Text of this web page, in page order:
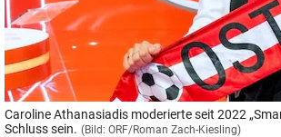
Caroline Athanasiadis moderierte seit 2022
Schluss sein. (Bild: ORF/Roman Zach-Kiesling)